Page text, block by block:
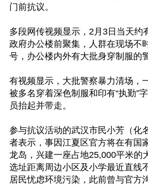
门前抗议。
多段网传视频显示，2月3日当天约
政府办公楼前聚集，人群在现场不
号，办公楼内外有大批身穿制服的
有视频显示，大批警察暴力清场，
被多名穿着深色制服和印有“执勤”
员抬起并带走。
参与抗议活动的武汉市民小芳（化
者表示，事因江夏区官方将在有国
龙岛，兴建一座占地25,000平米的
选址距离周边小区及小学最近直线
居民忧虑环境污染，此前曾与官方